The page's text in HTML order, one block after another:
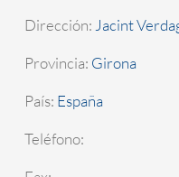
Dirección:Jacint
Provincia: Girona
País: España
Teléfono: